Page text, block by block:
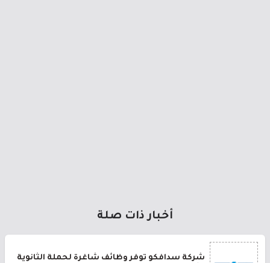
أخبار ذات صلة
شركة سدافكو توفر وظائف شاغرة لحملة الثانوية